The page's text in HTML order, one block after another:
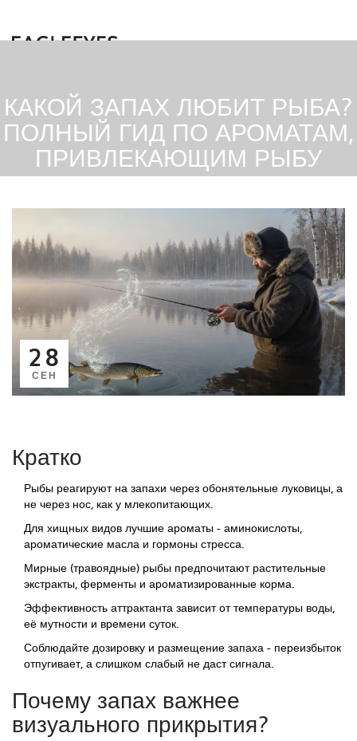
КАКОЙ ЗАПАХ ЛЮБИТ РЫБА?
ПОЛНЫЙ ГИД ПО АРОМАТАМ,
ПРИВЛЕКАЮЩИМ РЫБУ
28
СЕН
Кратко
Рыбы реагируют на запахи через обонятельные луковицы, а
не через нос, как у млекопитающих.
Для хищных видов лучшие ароматы - аминокислоты,
ароматические масла и гормоны стресса.
Мирные (травоядные) рыбы предпочитают растительные
экстракты, ферменты и ароматизированные корма.
Эффективность аттрактанта зависит от температуры воды,
её мутности и времени суток.
Соблюдайте дозировку и размещение запаха - переизбыток
отпугивает, а слишком слабый не даст сигнала.
Почему запах важнее
визуального прикрытия?